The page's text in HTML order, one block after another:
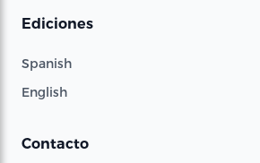
Ediciones
Spanish
English
Contacto